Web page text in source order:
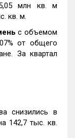
5,05 млн кв. м
кв. м.
с объемом
от общего
За квартал
снизились в
142,7 тыс. кв.